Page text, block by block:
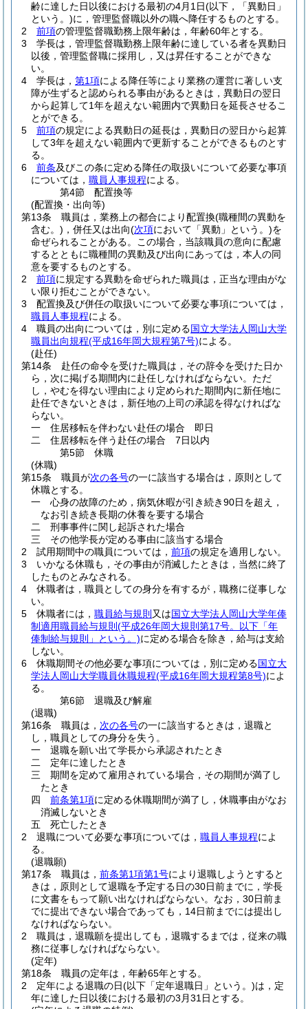
齢に達した日以後における最初の4月1日(以下，「異動日」
という。)に，管理監督職以外の職へ降任するものとする。
2
前項の管理監督職勤務上限年齢は，年齢60年とする。
3
学長は，管理監督職勤務上限年齢に達している者を異動日
以後，管理監督職に採用し，又は昇任することができな
い。
4
学長は， 第1項による降任等により業務の運営に著しい支
障が生ずると認められる事由があるときは，異動日の翌日
から起算して1年を超えない範囲内で異動日を延長させるこ
とができる。
5
前項の規定による異動日の延長は，異動日の翌日から起算
して3年を超えない範囲内で更新することができるものとす
る。
6
前条及びこの条に定める降任の取扱いについて必要な事項
については， 職員人事規程による。
第4節
配置換等
(配置換・出向等)
第13条
職員は，業務上の都合により配置換(職種間の異動を
含む。) ，併任又は出向(次項において「異動」という。)を
命ぜられることがある。
この場合，当該職員の意向に配慮
するとともに職種間の異動及び出向にあっては，本人の同
意を要するものとする。
2
前項に規定する異動を命ぜられた職員は，正当な理由がな
い限り拒むことができない。
3
配置換及び併任の取扱いについて必要な事項については，
職員人事規程による。
4
職員の出向については，別に定める国立大学法人岡山大学
職員出向規程(平成16年岡大規程第7号)による。
(赴任)
第14条
赴任の命令を受けた職員は，その辞令を受けた日か
ら，次に掲げる期間内に赴任しなければならない。 ただ
し，やむを得ない理由により定められた期間内に新任地に
赴任できないときは，新任地の上司の承認を得なければな
らない。
一
住居移転を伴わない赴任の場合 即日
二
住居移転を伴う赴任の場合 7日以内
第5節
休職
(休職)
第15条
職員が次の各号の一に該当する場合は，原則として
休職とする。
一
心身の故障のため，病気休暇が引き続き90日を超え，
なお引き続き長期の休養を要する場合
二
刑事事件に関し起訴された場合
三
その他学長が定める事由に該当する場合
2
試用期間中の職員については， 前項の規定を適用しない。
3
いかなる休職も，その事由が消滅したときは，当然に終了
したものとみなされる。
4
休職者は，職員としての身分を有するが，職務に従事しな
い。
5
休職者には， 職員給与規則 又は国立大学法人岡山大学年俸
制適用職員給与規則 (平成26年岡大規則第17号。以下「年
俸制給与規則」という。)に定める場合を除き，給与は支給
しない。
6
休職期間その他必要な事項については，別に定める国立大
学法人岡山大学職員休職規程(平成16年岡大規程第8号)によ
る。
第6節
退職及び解雇
(退職)
第16条
職員は， 次の各号の一に該当するときは，退職と
し，職員としての身分を失う。
一
退職を願い出て学長から承認されたとき
二
定年に達したとき
三
期間を定めて雇用されている場合，その期間が満了し
たとき
四
前条第1項に定める休職期間が満了し，休職事由がなお
消滅しないとき
五
死亡したとき
2
退職について必要な事項については， 職員人事規程によ
る。
(退職願)
第17条
職員は， 前条第1項第1号により退職しようとすると
きは，原則として退職を予定する日の30日前までに，学長
に文書をもって願い出なければならない。 なお，30日前ま
でに提出できない場合であっても，14日前までには提出し
なければならない。
2
職員は，退職願を提出しても，退職するまでは，従来の職
務に従事しなければならない。
(定年)
第18条
職員の定年は，年齢65年とする。
2
定年による退職の日(以下「定年退職日」という。)は，定
年に達した日以後における最初の3月31日とする。